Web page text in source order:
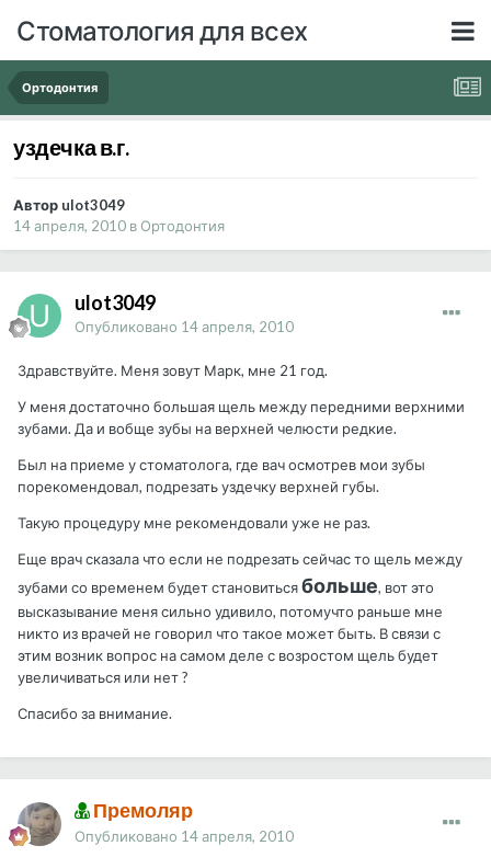
Стоматология для всех
Ортодонтия
уздечка в.г.
Автор ulot3049
14 апреля, 2010 в Ортодонтия
ulot3049
Опубликовано 14 апреля, 2010
Здравствуйте. Меня зовут Марк, мне 21 год.
У меня достаточно большая щель между передними верхними
зубами. Да и вобще зубы на верхней челюсти редкие.
Был на приеме у стоматолога, где вач осмотрев мои зубы
порекомендовал, подрезать уздечку верхней губы.
Такую процедуру мне рекомендовали уже не раз.
Еще врач сказала что если не подрезать сейчас то щель между
зубами со временем будет становитьсябольше, вот это
высказывание меня сильно удивило, потомучто раньше мне
никто из врачей не говорил что такое может быть. В связи с
этим возник вопрос на самом деле с возростом щель будет
увеличиваться или нет ?
Спасибо за внимание.
Премоляр
Опубликовано 14 апреля, 2010